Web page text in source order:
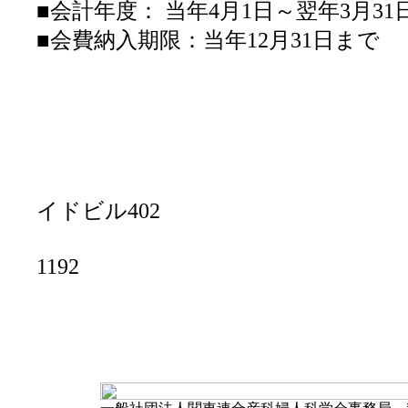
■会計年度： 当年4月1日～翌年3月31
■会費納入期限：当年12月31日まで
イドビル402
1192